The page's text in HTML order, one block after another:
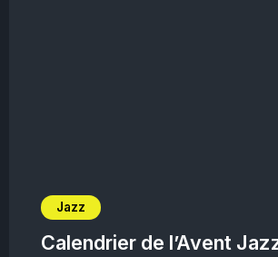
Jazz
Calendrier de l’Avent